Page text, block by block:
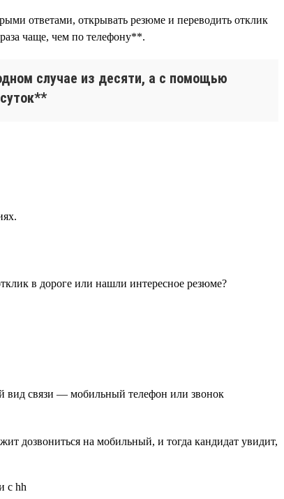
ответами, открывать резюме и переводить отклик
чаще, чем по телефону**.
случае из десяти, а с помощью
в дороге или нашли интересное резюме?
вид связи — мобильный телефон или звонок
дозвониться на мобильный, и тогда кандидат увидит,